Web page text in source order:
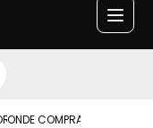
ARTICULADO COM
ONDE COMPRAR PORTAO